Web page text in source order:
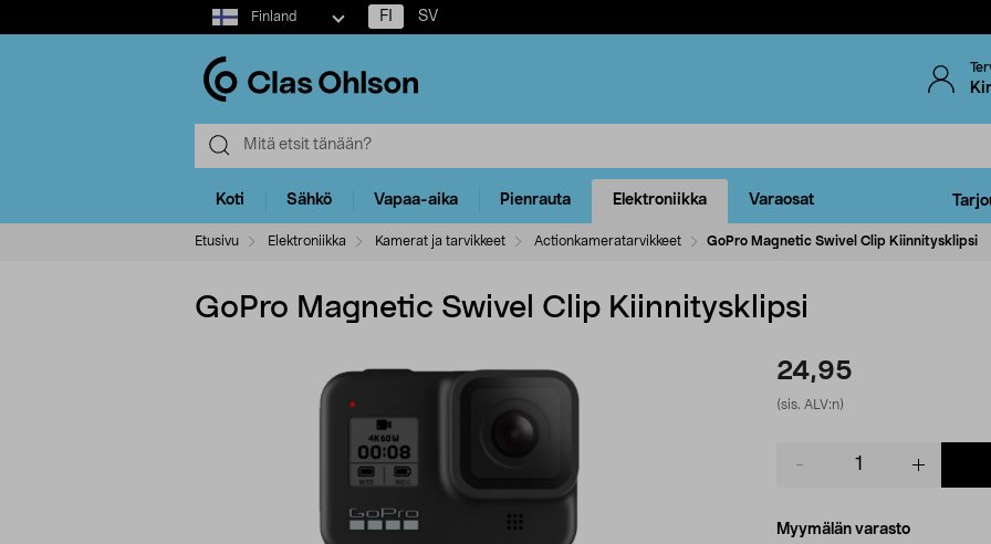
Select
market
Finland FI SV
Koti Sähkö Vapaa-aika Pienrauta Elektroniikka Varaosat
Etusivu Elektroniikka Kamerat ja tarvikkeet Actionkameratarvikkeet GoPro Magnetic Swivel Clip Kiinnitysklipsi
GoPro Magnetic Swivel Clip Kiinnitysklipsi
24,95
(sis. ALV:n)
Myymälän varasto